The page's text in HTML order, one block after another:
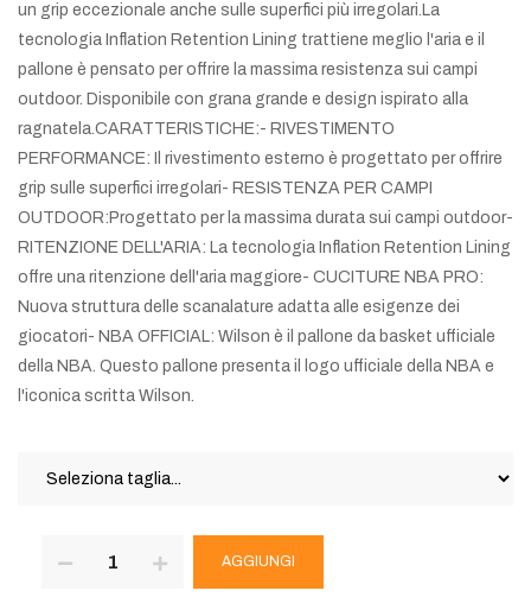
un grip eccezionale anche sulle superfici più irregolari.La
tecnologia Inflation Retention Lining trattiene meglio l'aria e il
pallone è pensato per offrire la massima resistenza sui campi
outdoor. Disponibile con grana grande e design ispirato alla
ragnatela.CARATTERISTICHE:- RIVESTIMENTO
PERFORMANCE: Il rivestimento esterno è progettato per offrire
grip sulle superfici irregolari- RESISTENZA PER CAMPI
OUTDOOR:Progettato per la massima durata sui campi outdoor-
RITENZIONE DELL'ARIA: La tecnologia Inflation Retention Lining
offre una ritenzione dell'aria maggiore- CUCITURE NBA PRO:
Nuova struttura delle scanalature adatta alle esigenze dei
giocatori- NBA OFFICIAL: Wilson è il pallone da basket ufficiale
della NBA. Questo pallone presenta il logo ufficiale della NBA e
l'iconica scritta Wilson.
AGGIUNGI